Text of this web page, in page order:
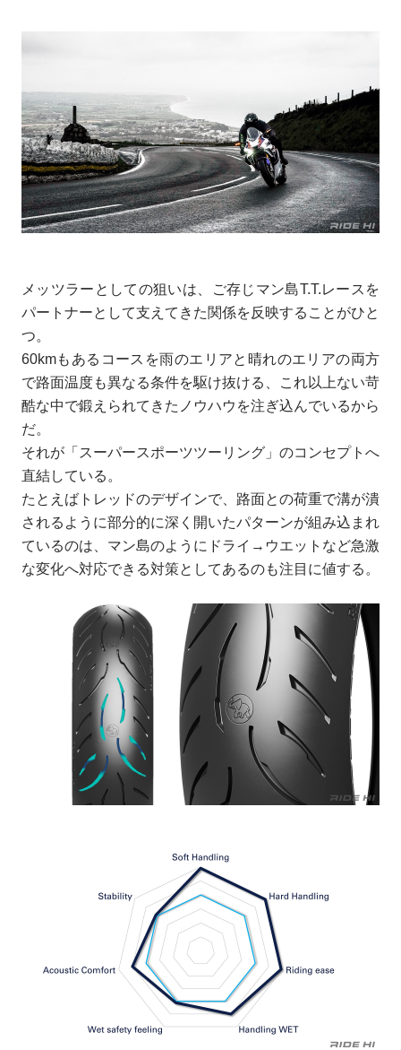
メッツラーとしての狙いは、ご存じマン島T.T.レースを
パートナーとして支えてきた関係を反映することがひと
つ。
60kmもあるコースを雨のエリアと晴れのエリアの両方
で路面温度も異なる条件を駆け抜ける、これ以上ない苛
酷な中で鍛えられてきたノウハウを注ぎ込んでいるから
だ。
それが「スーパースポーツツーリング」のコンセプトへ
直結している。
たとえばトレッドのデザインで、路面との荷重で溝が潰
されるように部分的に深く開いたパターンが組み込まれ
ているのは、マン島のようにドライ→ウエットなど急激
な変化へ対応できる対策としてあるのも注目に値する。